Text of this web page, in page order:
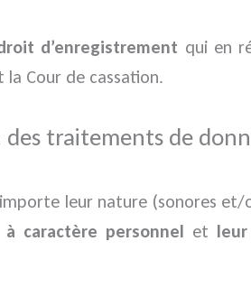
d’enregistrement qui en
Cour de cassation.
traitements de
leur nature (sonores et/
caractère personnel et